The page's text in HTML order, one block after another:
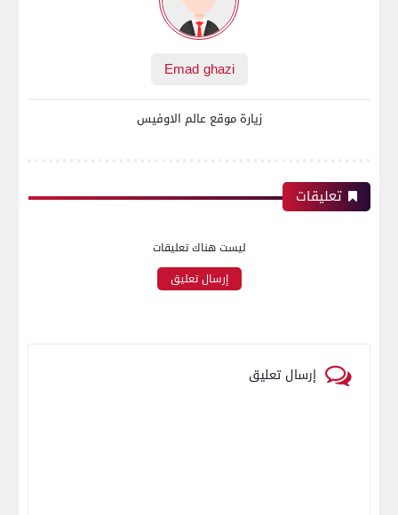
Emad ghazi
زيارة موقع عالم الاوفيس
تعليقات
ليست هناك تعليقات
إرسال تعليق
إرسال تعليق